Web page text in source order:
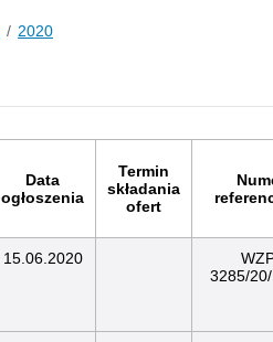
2020
Data
ogłoszenia
Termin
składania
ofert
15.06.2020
3285/